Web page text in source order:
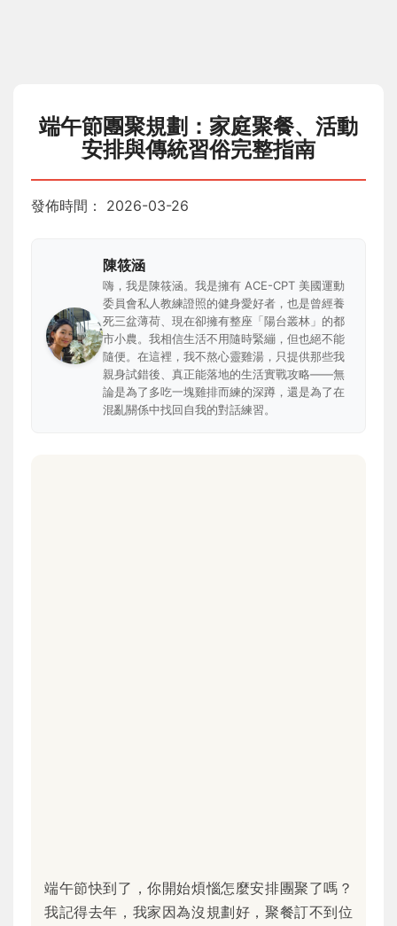
端午節團聚規劃：家庭聚餐、活動
安排與傳統習俗完整指南
發佈時間： 2026-03-26
陳筱涵
嗨，我是陳筱涵。我是擁有 ACE-CPT 美國運動
委員會私人教練證照的健身愛好者，也是曾經養
死三盆薄荷、現在卻擁有整座「陽台叢林」的都
市小農。我相信生活不用隨時緊繃，但也絕不能
隨便。在這裡，我不熬心靈雞湯，只提供那些我
親身試錯後、真正能落地的生活實戰攻略——無
論是為了多吃一塊雞排而練的深蹲，還是為了在
混亂關係中找回自我的對話練習。
端午節快到了，你開始煩惱怎麼安排團聚了嗎？
我記得去年，我家因為沒規劃好，聚餐訂不到位